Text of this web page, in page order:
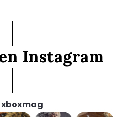
Instagram